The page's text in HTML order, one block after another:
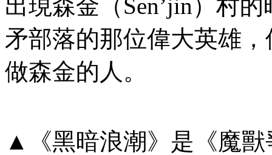
出現森金（Sen’jin）村
矛部落的那位偉大英雄
做森金的人。
▲《黑暗浪潮》是《魔